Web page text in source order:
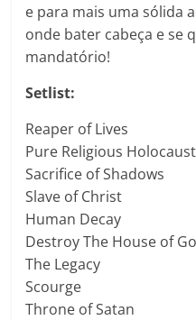
e para mais uma sólida
onde bater cabeça e se
mandatório!
Setlist:
Reaper of Lives
Pure Religious Holocaust
Sacrifice of Shadows
Slave of Christ
Human Decay
Destroy The House of
The Legacy
Scourge
Throne of Satan